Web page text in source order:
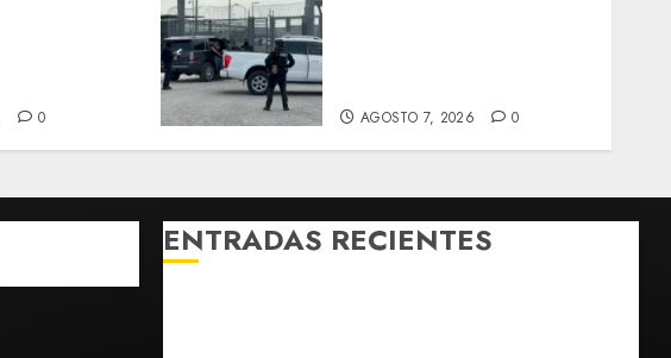
0 AGOSTO 7, 2026 0
ENTRADAS RECIENTES